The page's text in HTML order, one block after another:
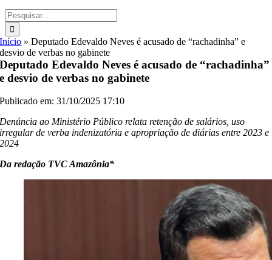
Buscar
resultados
para:
Início »Deputado Edevaldo Neves é acusado de “rachadinha” e
desvio de verbas no gabinete
Deputado Edevaldo Neves é acusado de “rachadinha”
e desvio de verbas no gabinete
Publicado em: 31/10/2025 17:10
Denúncia ao Ministério Público relata retenção de salários, uso
irregular de verba indenizatória e apropriação de diárias entre 2023 e
2024
Da redação TVC Amazônia*